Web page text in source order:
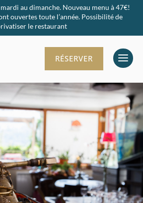
mardi au dimanche. Nouveau menu à 47€!
ouvertes toute l’année. Possibilité de
le restaurant
RÉSERVER